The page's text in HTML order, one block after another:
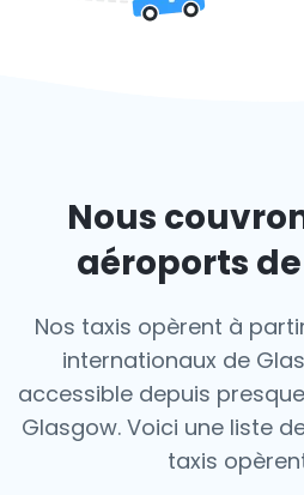
Nous
aéroports
Nos taxis opèrent à
internationaux de
accessible depuis
Glasgow. Voici une liste
taxis